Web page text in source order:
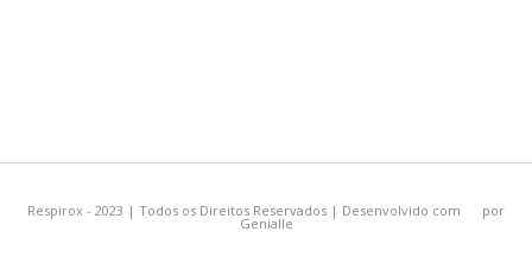
Respirox - 2023 | Todos os Direitos Reservados | Desenvolvido com por
Genialle